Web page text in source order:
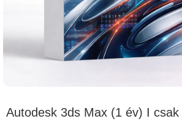
Autodesk 3ds Max (1 év) I